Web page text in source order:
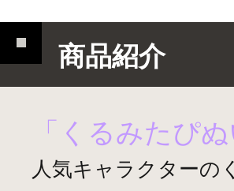
商品紹介
「くるみたぴぬ
人気キャラクターの